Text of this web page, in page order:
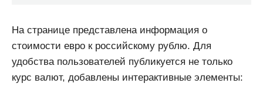
На странице представлена информация о
стоимости евро к российскому рублю. Для
удобства пользователей публикуется не только
курс валют, добавлены интерактивные элементы: